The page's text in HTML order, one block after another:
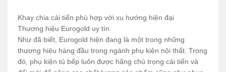
Khay chia cải tiến phù hợp với xu hướng hiện đại
Thương hiệu Eurogold uy tín
Như đã biết, Eurogold hiện đang là một trong những
thương hiệu hàng đầu trong ngành phụ kiện nội thất. Trong
đó, phụ kiện tủ bếp luôn được hãng chú trọng cải tiến và